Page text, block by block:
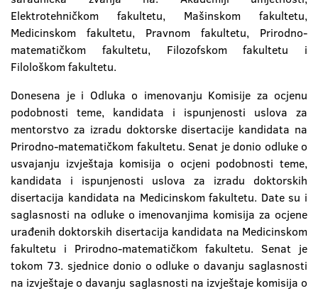
Elektrotehničkom fakultetu, Mašinskom fakultetu,
Medicinskom fakultetu, Pravnom fakultetu, Prirodno-
matematičkom fakultetu, Filozofskom fakultetu i
Filološkom fakultetu.
Donesena je i Odluka o imenovanju Komisije za ocjenu
podobnosti teme, kandidata i ispunjenosti uslova za
mentorstvo za izradu doktorske disertacije kandidata na
Prirodno-matematičkom fakultetu. Senat je donio odluke o
usvajanju izvještaja komisija o ocjeni podobnosti teme,
kandidata i ispunjenosti uslova za izradu doktorskih
disertacija kandidata na Medicinskom fakultetu. Date su i
saglasnosti na odluke o imenovanjima komisija za ocjene
urađenih doktorskih disertacija kandidata na Medicinskom
fakultetu i Prirodno-matematičkom fakultetu. Senat je
tokom 73. sjednice donio o odluke o davanju saglasnosti
na izvještaje o davanju saglasnosti na izvještaje komisija o